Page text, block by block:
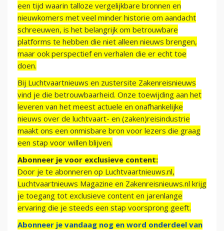
een tijd waarin talloze vergelijkbare bronnen en
nieuwkomers met veel minder historie om aandacht
schreeuwen, is het belangrijk om betrouwbare
platforms te hebben die niet alleen nieuws brengen,
maar ook perspectief en verhalen die er echt toe
doen.
Bij Luchtvaartnieuws en zustersite Zakenreisnieuws
vind je die betrouwbaarheid. Onze toewijding aan het
leveren van het meest actuele en onafhankelijke
nieuws over de luchtvaart- en (zaken)reisindustrie
maakt ons een onmisbare bron voor lezers die graag
een stap voor willen blijven.
Abonneer je voor exclusieve content:
Door je te abonneren op Luchtvaartnieuws.nl,
Luchtvaartnieuws Magazine en Zakenreisnieuws.nl krijg
je toegang tot exclusieve content en jarenlange
ervaring die je steeds een stap voorsprong geeft.
Abonneer je vandaag nog en word onderdeel van